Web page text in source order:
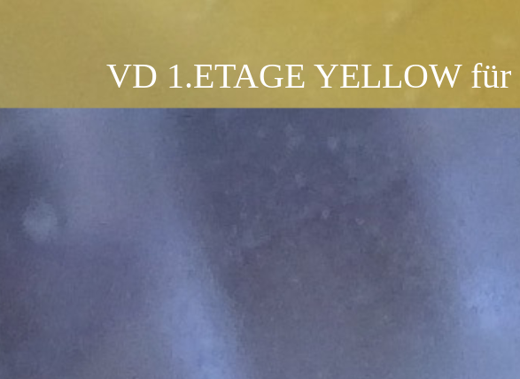
VD 1.ETAGE YELLOW für